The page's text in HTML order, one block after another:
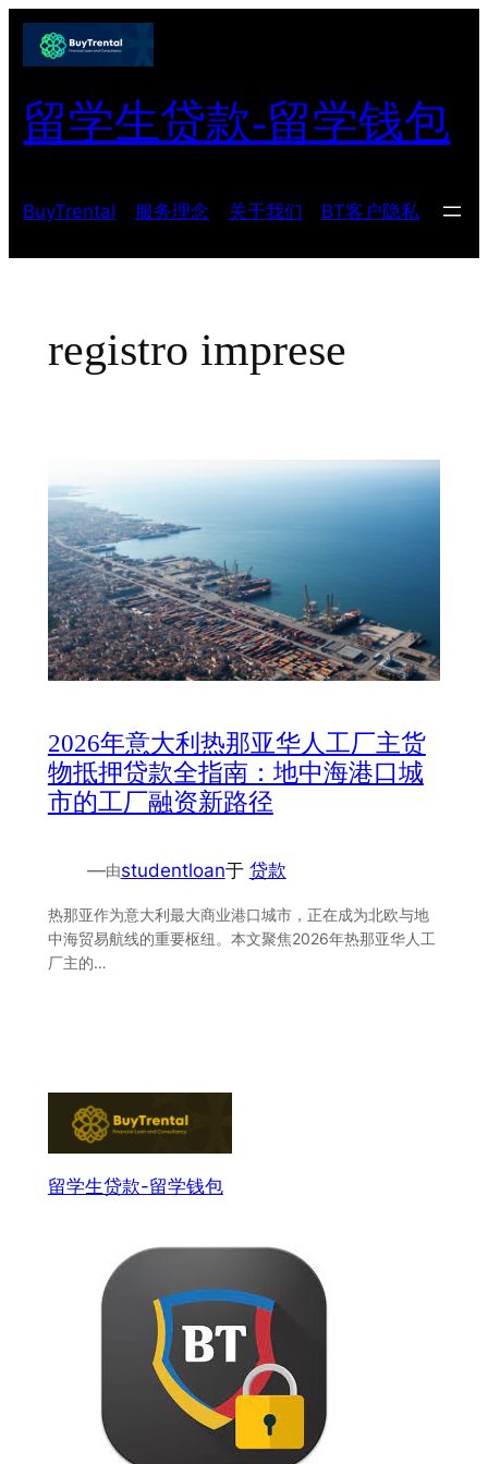
跳
留学生贷款-留学钱包
BuyTrental 服务理念 关于我们 BT客户隐私
registro imprese
2026年意大利热那亚华人工厂主货
物抵押贷款全指南：地中海港口城
市的工厂融资新路径
—由studentloan于 贷款
热那亚作为意大利最大商业港口城市，正在成为北欧与地
中海贸易航线的重要枢纽。本文聚焦2026年热那亚华人工
厂主的…
留学生贷款-留学钱包